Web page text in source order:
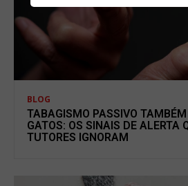
BLOG
TABAGISMO PASSIVO
GATOS: OS SINAIS DE ALERTA
TUTORES IGNORAM